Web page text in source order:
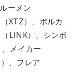
ーメン
XTZ）、ポルカ
LINK）、シンボ
メイカー
、フレア